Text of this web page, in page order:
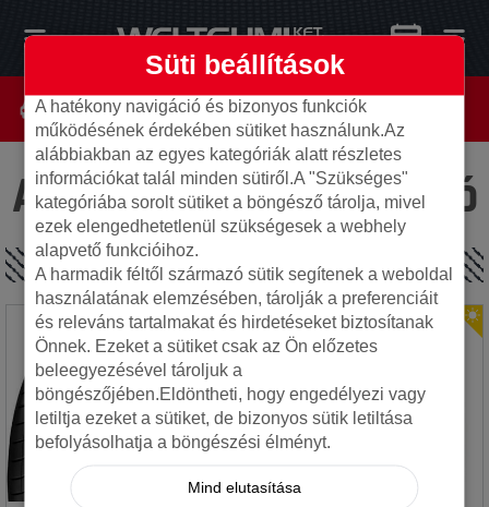
Az oldal nem található
SPECIÁLIS AJÁNLATOK
Süti beállítások
A hatékony navigáció és bizonyos funkciók
működésének érdekében sütiket használunk.Az
alábbiakban az egyes kategóriák alatt részletes
információkat talál minden sütiről.A "Szükséges"
kategóriába sorolt sütiket a böngésző tárolja, mivel
ezek elengedhetetlenül szükségesek a webhely
alapvető funkcióihoz.
A harmadik féltől származó sütik segítenek a weboldal
használatának elemzésében, tárolják a preferenciáit
és releváns tartalmakat és hirdetéseket biztosítanak
Önnek. Ezeket a sütiket csak az Ön előzetes
beleegyezésével tároljuk a
böngészőjében.Eldöntheti, hogy engedélyezi vagy
letiltja ezeket a sütiket, de bizonyos sütik letiltása
befolyásolhatja a böngészési élményt.
Mind elutasítása